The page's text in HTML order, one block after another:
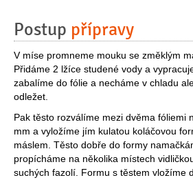
Postup přípravy
V míse promneme mouku se změklým
Přidáme 2 lžíce studené vody a
zabalíme do fólie a necháme v chladu
odležet.
Pak těsto rozválíme mezi dvěma fóliemi
mm a vyložíme jím kulatou koláčovou
máslem. Těsto dobře do formy
propícháme na několika místech
suchých fazolí. Formu s těstem vložíme